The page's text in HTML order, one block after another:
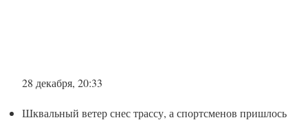
28 декабря, 20:33
Шквальный ветер снес трассу, а спортсменов пришлось